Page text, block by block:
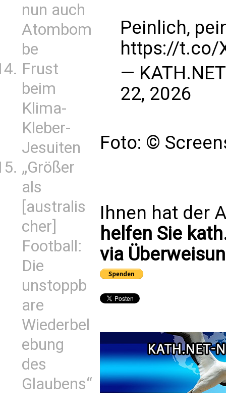
nun auch
Atombom
be
Frust
beim
Klima-
Kleber-
Jesuiten
„Größer
als
[australis
cher]
Football:
Die
unstoppb
are
Wiederbel
ebung
des
Glaubens“
Peinlich,
https://t.co/
—
22, 2026
Foto: ©
Ihnen hat der
helfen Sie
via